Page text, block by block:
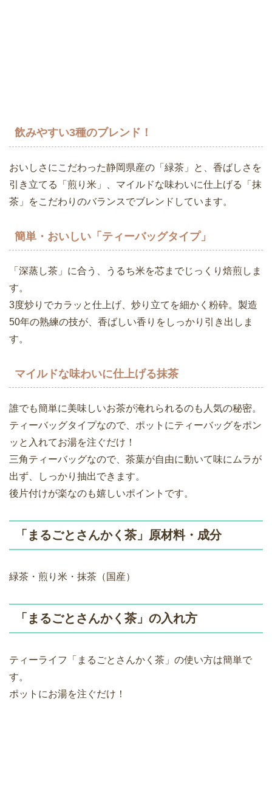
飲みやすい3種のブレンド！
おいしさにこだわった静岡県産の「緑茶」と、香ばしさを
引き立てる「煎り米」、マイルドな味わいに仕上げる「抹
茶」をこだわりのバランスでブレンドしています。
簡単・おいしい「ティーバッグタイプ」
「深蒸し茶」に合う、うるち米を芯までじっくり焙煎しま
す。
3度炒りでカラッと仕上げ、炒り立てを細かく粉砕。製造
50年の熟練の技が、香ばしい香りをしっかり引き出しま
す。
マイルドな味わいに仕上げる抹茶
誰でも簡単に美味しいお茶が淹れられるのも人気の秘密。
ティーバッグタイプなので、ポットにティーバッグをポン
ッと入れてお湯を注ぐだけ！
三角ティーバッグなので、茶葉が自由に動いて味にムラが
出ず、しっかり抽出できます。
後片付けが楽なのも嬉しいポイントです。
「まるごとさんかく茶」原材料・成分
緑茶・煎り米・抹茶（国産）
「まるごとさんかく茶」の入れ方
ティーライフ「まるごとさんかく茶」の使い方は簡単で
す。
ポットにお湯を注ぐだけ！